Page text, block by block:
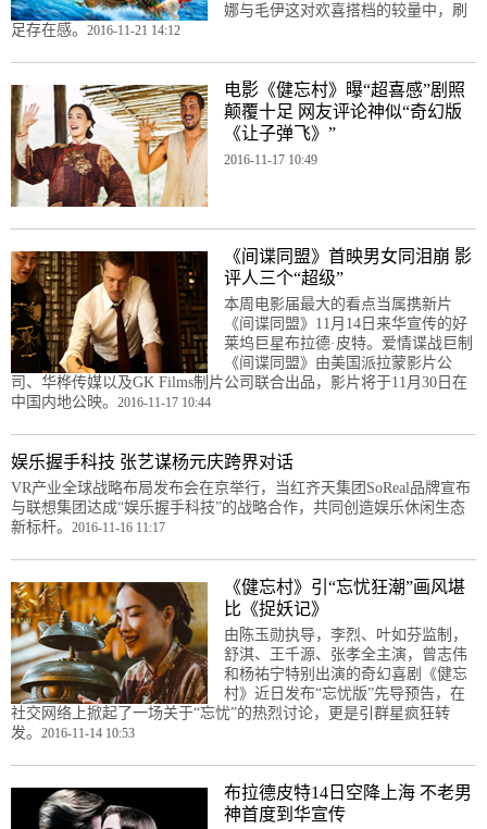
娜与毛伊这对欢喜搭档的较量中，刷
足存在感。 2016-11-21 14:12
电影《健忘村》曝“超喜感”剧照
颠覆十足 网友评论神似“奇幻版
《让子弹飞》”
2016-11-17 10:49
《间谍同盟》首映男女同泪崩 影
评人三个“超级”
本周电影届最大的看点当属携新片
《间谍同盟》11月14日来华宣传的好
莱坞巨星布拉德·皮特。爱情谍战巨制
《间谍同盟》由美国派拉蒙影片公
司、华桦传媒以及GK Films制片公司联合出品，影片将于11月30日在
中国内地公映。 2016-11-17 10:44
娱乐握手科技 张艺谋杨元庆跨界对话
VR产业全球战略布局发布会在京举行，当红齐天集团SoReal品牌宣布
与联想集团达成“娱乐握手科技”的战略合作，共同创造娱乐休闲生态
新标杆。 2016-11-16 11:17
《健忘村》引“忘忧狂潮”画风堪
比《捉妖记》
由陈玉勋执导，李烈、叶如芬监制，
舒淇、王千源、张孝全主演，曾志伟
和杨祐宁特别出演的奇幻喜剧《健忘
村》近日发布“忘忧版”先导预告，在
社交网络上掀起了一场关于“忘忧”的热烈讨论，更是引群星疯狂转
发。 2016-11-14 10:53
布拉德皮特14日空降上海 不老男
神首度到华宣传